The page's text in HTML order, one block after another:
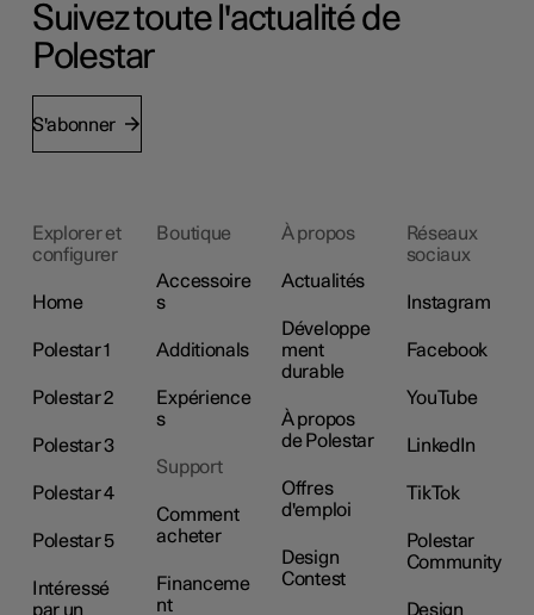
Suivez toute l'actualité de
Polestar
S'abonner
Explorer et
configurer
Home
Polestar 1
Polestar 2
Polestar 3
Polestar 4
Polestar 5
Intéressé
par un
Boutique
Accessoire
s
Additionals
Expérience
s
Support
Comment
acheter
Financeme
nt
À propos
Actualités
Développe
ment
durable
À propos
de Polestar
Offres
d'emploi
Design
Contest
Réseaux
sociaux
Instagram
Facebook
YouTube
LinkedIn
TikTok
Polestar
Community
Design